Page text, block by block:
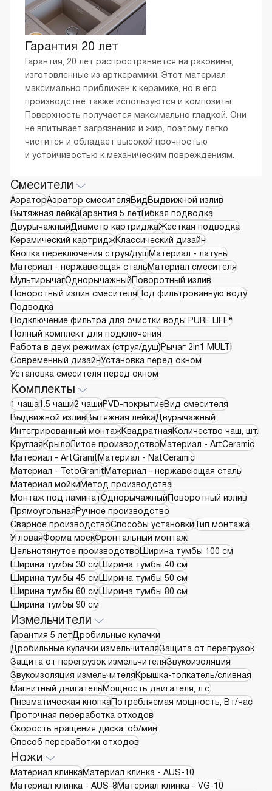
Гарантия 20 лет
Гарантия, 20 лет распространяется на раковины,
изготовленные из арткерамики. Этот материал
максимально приближен к керамике, но в его
производстве также используются и композиты.
Поверхность получается максимально гладкой. Они
не впитывает загрязнения и жир, поэтому легко
чистится и обладает высокой прочностью
и устойчивостью к механическим повреждениям.
Смесители
АэраторАэратор смесителяВидВыдвижной излив
Вытяжная лейкаГарантия 5 летГибкая подводка
ДвурычажныйДиаметр картриджаЖесткая подводка
Керамический картриджКлассический дизайн
Кнопка переключения струя/душМатериал - латунь
Материал - нержавеющая стальМатериал смесителя
МультирычагОднорычажныйПоворотный излив
Поворотный излив смесителяПод фильтрованную воду
Подводка
Подключение фильтра для очистки воды PURE LIFE®
Полный комплект для подключения
Работа в двух режимах (струя/душ)Рычаг 2in1 MULTI
Современный дизайнУстановка перед окном
Установка смесителя перед окном
Комплекты
1 чаша1.5 чаши2 чашиPVD-покрытиеВид смесителя
Выдвижной изливВытяжная лейкаДвурычажный
Интегрированный монтажКвадратнаяКоличество чаш, шт.
КруглаяКрылоЛитое производствоМатериал - ArtCeramic
Материал - ArtGranitМатериал - NatCeramic
Материал - TetoGranitМатериал - нержавеющая сталь
Материал мойкиМетод производства
Монтаж под ламинатОднорычажныйПоворотный излив
ПрямоугольнаяРучное производство
Сварное производствоСпособы установкиТип монтажа
УгловаяФорма моекФронтальный монтаж
Цельнотянутое производствоШирина тумбы 100 см
Ширина тумбы 30 смШирина тумбы 40 см
Ширина тумбы 45 смШирина тумбы 50 см
Ширина тумбы 60 смШирина тумбы 80 см
Ширина тумбы 90 см
Измельчители
Гарантия 5 летДробильные кулачки
Дробильные кулачки измельчителяЗащита от перегрузок
Защита от перегрузок измельчителяЗвукоизоляция
Звукоизоляция измельчителяКрышка-толкатель/сливная
Магнитный двигательМощность двигателя, л.с.
Пневматическая кнопкаПотребляемая мощность, Вт/час
Проточная переработка отходов
Скорость вращения диска, об/мин
Способ переработки отходов
Ножи
Материал клинкаМатериал клинка - AUS-10
Материал клинка - AUS-8Материал клинка - VG-10